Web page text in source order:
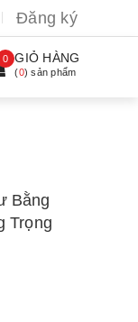
Đăng ký
0 GIỎ HÀNG
(0) sản phẩm
Bằng
Trọng